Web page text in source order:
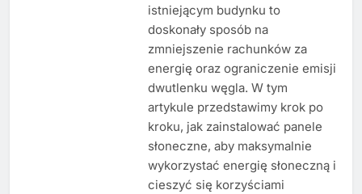
istniejącym budynku to
doskonały sposób na
zmniejszenie rachunków za
energię oraz ograniczenie emisji
dwutlenku węgla. W tym
artykule przedstawimy krok po
kroku, jak zainstalować panele
słoneczne, aby maksymalnie
wykorzystać energię słoneczną i
cieszyć się korzyściami